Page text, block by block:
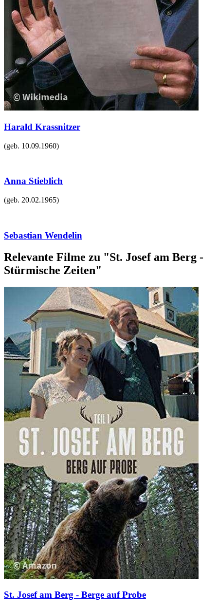
Harald Krassnitzer
(geb. 10.09.1960)
Anna Stieblich
(geb. 20.02.1965)
Sebastian Wendelin
Relevante Filme zu "St. Josef am Berg -
Stürmische Zeiten"
St. Josef am Berg - Berge auf Probe